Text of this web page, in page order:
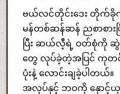
ဗယ်လင်တိုင်းဒေး တိုက်ခိုက်
မန်တစ်ဆန်ဆန် ညစာစားပ
ပြီး ဆယ်လီ့ရဲ့ ဝတ်စုံကို ဆွဲ
တွေ လုပ်ခဲ့တဲ့အပြင် ကုတင်
ပုံးနဲ့ လောင်းချခဲ့ပါတယ်။
အလုပ်နှင့် ဘဝကို နှောင့်